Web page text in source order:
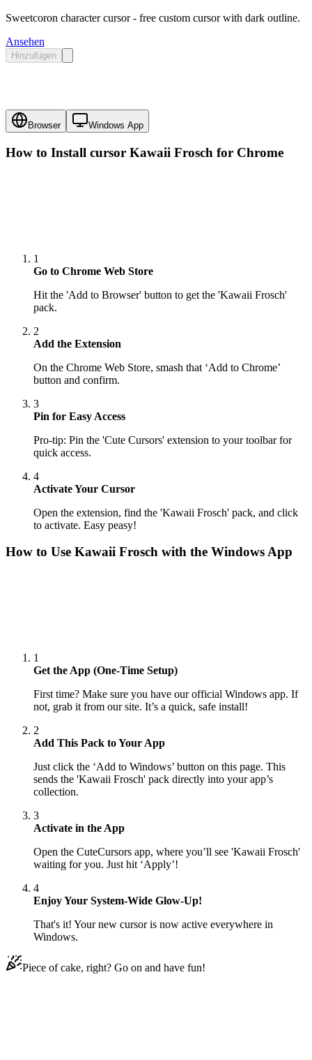
Sweetcoron character cursor - free custom cursor with dark outline.
Ansehen
Hinzufügen
Browser Windows App
How to Install cursor Kawaii Frosch for Chrome
1
Go to Chrome Web Store
Hit the 'Add to Browser' button to get the 'Kawaii Frosch'
pack.
2
Add the Extension
On the Chrome Web Store, smash that ‘Add to Chrome’
button and confirm.
3
Pin for Easy Access
Pro-tip: Pin the 'Cute Cursors' extension to your toolbar for
quick access.
4
Activate Your Cursor
Open the extension, find the 'Kawaii Frosch' pack, and click
to activate. Easy peasy!
How to Use Kawaii Frosch with the Windows App
1
Get the App (One-Time Setup)
First time? Make sure you have our official Windows app. If
not, grab it from our site. It’s a quick, safe install!
2
Add This Pack to Your App
Just click the ‘Add to Windows’ button on this page. This
sends the 'Kawaii Frosch' pack directly into your app’s
collection.
3
Activate in the App
Open the CuteCursors app, where you’ll see 'Kawaii Frosch'
waiting for you. Just hit ‘Apply’!
4
Enjoy Your System-Wide Glow-Up!
That's it! Your new cursor is now active everywhere in
Windows.
Piece of cake, right? Go on and have fun!